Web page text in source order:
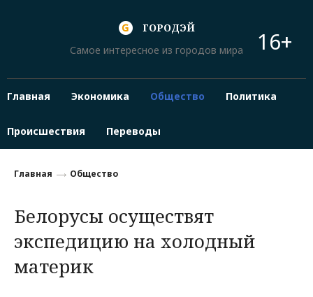
ГОРОДЭЙ
Самое интересное из городов мира
16+
Главная Экономика Общество Политика
Происшествия Переводы
Главная Общество
Белорусы осуществят
экспедицию на холодный
материк